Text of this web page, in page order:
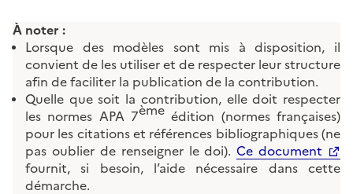
À noter :
Lorsque des modèles sont mis à disposition, il
convient de les utiliser et de respecter leur structure
afin de faciliter la publication de la contribution.
Quelle que soit la contribution, elle doit respecter
les normes APA 7ème édition (normes françaises)
pour les citations et références bibliographiques (ne
pas oublier de renseigner le doi).Ce document
fournit, si besoin, l’aide nécessaire dans cette
démarche.